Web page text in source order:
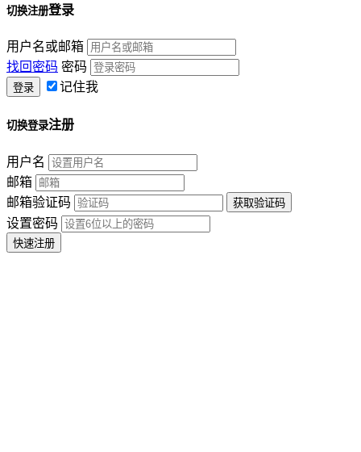
切换注册登录
用户名或邮箱
找回密码 密码
记住我
切换登录注册
用户名
邮箱
邮箱验证码
设置密码